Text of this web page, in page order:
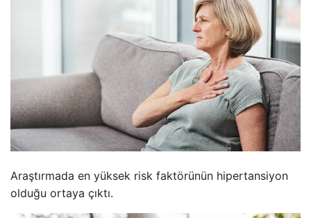
Araştırmada en yüksek risk faktörünün hipertansiyon
olduğu ortaya çıktı.